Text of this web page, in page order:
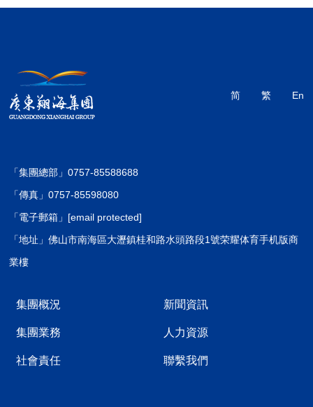
简 繁 En
「集團總部」0757-85588688
「傳真」0757-85598080
「電子郵箱」 [email protected]
「地址」佛山市南海區大瀝鎮桂和路水頭路段1號荣耀体育手机版商
業樓
集團概況
集團業務
社會責任
新聞資訊
人力資源
聯繫我們